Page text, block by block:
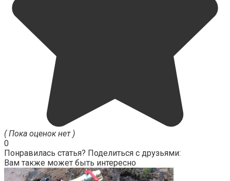
( Пока оценок нет )
0
Понравилась статья? Поделиться с друзьями:
Вам также может быть интересно